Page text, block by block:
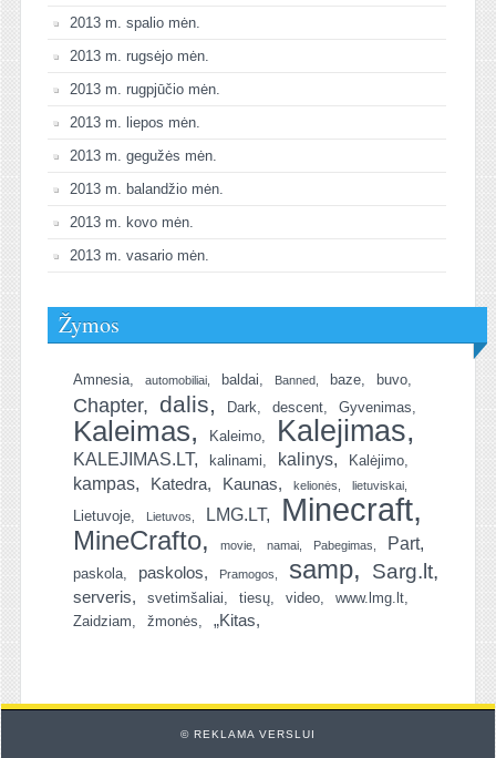
2013 m. spalio mėn.
2013 m. rugsėjo mėn.
2013 m. rugpjūčio mėn.
2013 m. liepos mėn.
2013 m. gegužės mėn.
2013 m. balandžio mėn.
2013 m. kovo mėn.
2013 m. vasario mėn.
Žymos
Amnesia automobiliai baldai Banned baze buvo
Chapter dalis Dark descent Gyvenimas
Kaleimas Kaleimo Kalejimas
KALEJIMAS.LT kalinami kalinys Kalėjimo
kampas Katedra Kaunas kelionės lietuviskai
Lietuvoje Lietuvos LMG.LT Minecraft
MineCrafto movie namai Pabegimas Part
paskola paskolos Pramogos samp Sarg.lt
serveris svetimšaliai tiesų video
www.lmg.lt
Zaidziam
žmonės „Kitas
© REKLAMA VERSLUI